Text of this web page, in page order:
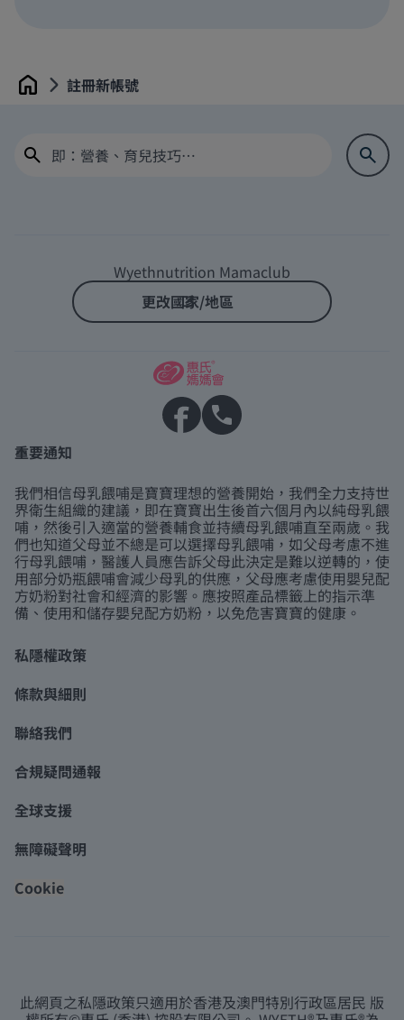
Home 註冊新帳號
Wyethnutrition Mamaclub
更改國家/地區
重要通知
我們相信母乳餵哺是寶寶理想的營養開始，我們全力支持世
界衛生組織的建議，即在寶寶出生後首六個月內以純母乳餵
哺，然後引入適當的營養輔食並持續母乳餵哺直至兩歲。我
們也知道父母並不總是可以選擇母乳餵哺，如父母考慮不進
行母乳餵哺，醫護人員應告訴父母此決定是難以逆轉的，使
用部分奶瓶餵哺會減少母乳的供應，父母應考慮使用嬰兒配
方奶粉對社會和經濟的影響。應按照產品標籤上的指示準
備、使用和儲存嬰兒配方奶粉，以免危害寶寶的健康。
私隱權政策
條款與細則
聯絡我們
合規疑問通報
全球支援
無障礙聲明
Cookie
此網頁之私隱政策只適用於香港及澳門特別行政區居民 版